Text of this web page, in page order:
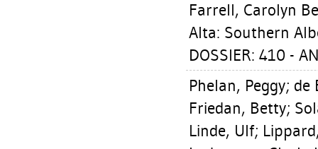
Farrell, Carolyn
Alta: Southern
DOSSIER: 410 -
Phelan, Peggy; de
Friedan, Betty;
Linde, Ulf;